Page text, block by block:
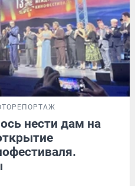
нести дам на